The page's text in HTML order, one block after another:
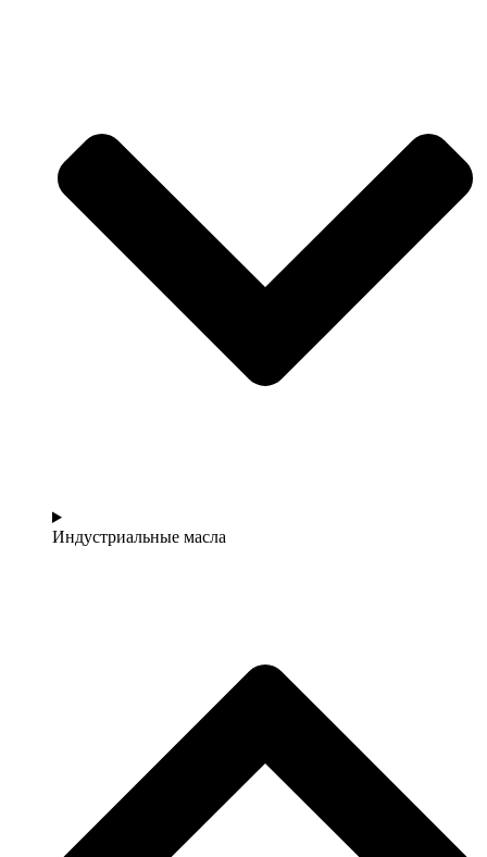
Индустриальные масла